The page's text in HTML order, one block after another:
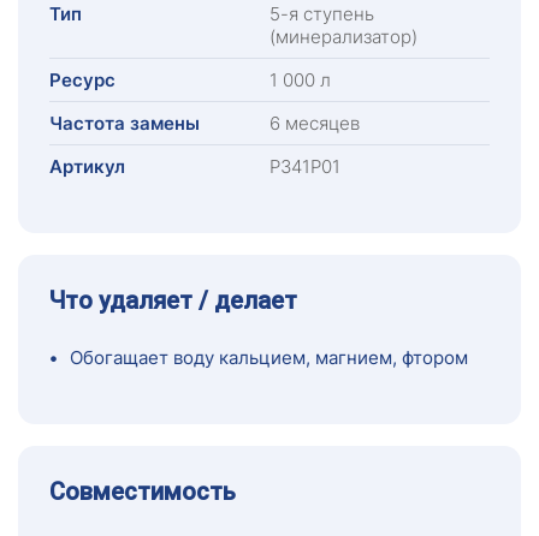
Тип
5-я ступень
(минерализатор)
Ресурс
1 000 л
Частота замены
6 месяцев
Артикул
Р341Р01
Что удаляет / делает
• Обогащает воду кальцием, магнием, фтором
Совместимость